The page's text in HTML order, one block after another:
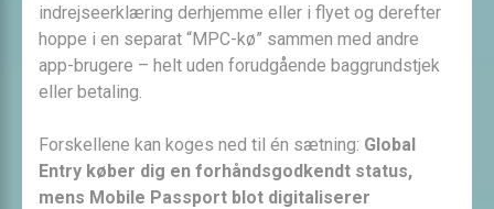
indrejseerklæring derhjemme eller i flyet og derefter
hoppe i en separat “MPC-kø” sammen med andre
app-brugere – helt uden forudgående baggrundstjek
eller betaling.
Forskellene kan koges ned til én sætning: Global
Entry køber dig en forhåndsgodkendt status,
mens Mobile Passport blot digitaliserer